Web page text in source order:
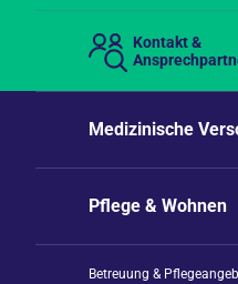
Kontakt &
Medizinische
Pflege & Wohnen
Betreuung &